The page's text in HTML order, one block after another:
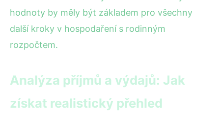
hodnoty by měly být základem pro všechny
další kroky v hospodaření s rodinným
rozpočtem.
Analýza příjmů a výdajů: Jak
získat realistický přehled